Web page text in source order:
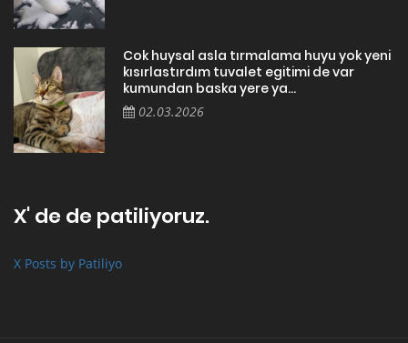
Cok huysal asla tırmalama huyu yok yeni
kısırlastırdım tuvalet egitimi de var
kumundan baska yere ya...
02.03.2026
X' de de patiliyoruz.
X Posts by Patiliyo